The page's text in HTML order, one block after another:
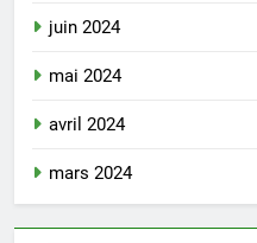
juin 2024
mai 2024
avril 2024
mars 2024